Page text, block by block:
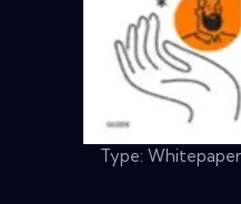
Type: